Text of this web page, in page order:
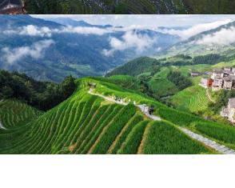
“大地指纹”奏响夏夜文旅乐章
8月7日，贵州省毕节市大方县奢香古镇梯田音乐会在